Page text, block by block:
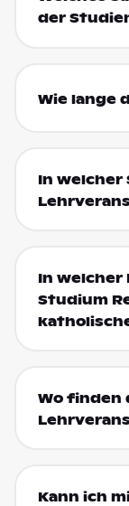
der
Wie lange
In welcher
In welcher
Studium
Wo finden
Kann ich